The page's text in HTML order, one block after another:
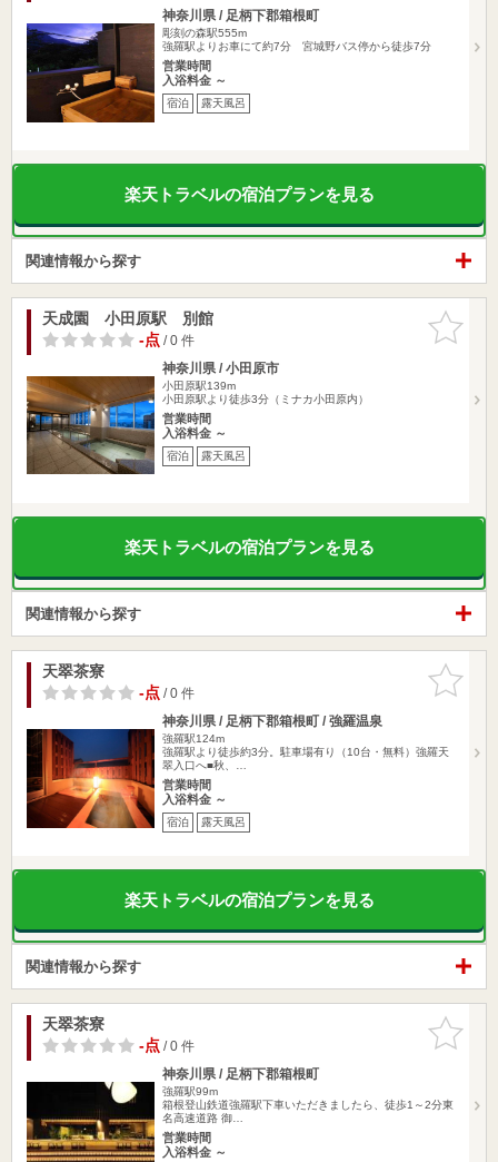
神奈川県 / 足柄下郡箱根町
彫刻の森駅555m
強羅駅よりお車にて約7分 宮城野バス停から徒歩7分
営業時間
入浴料金 ～
宿泊 露天風呂
楽天トラベルの宿泊プランを見る
関連情報から探す
お気に入
りに追加
天成園 小田原駅 別館
-点/ 0 件
神奈川県 / 小田原市
小田原駅139m
小田原駅より徒歩3分（ミナカ小田原内）
営業時間
入浴料金 ～
宿泊 露天風呂
楽天トラベルの宿泊プランを見る
関連情報から探す
お気に入
りに追加
天翠茶寮
-点/ 0 件
神奈川県 / 足柄下郡箱根町 / 強羅温泉
強羅駅124m
強羅駅より徒歩約3分。駐車場有り（10台・無料）強羅天
翠入口へ■秋、…
営業時間
入浴料金 ～
宿泊 露天風呂
楽天トラベルの宿泊プランを見る
関連情報から探す
お気に入
りに追加
天翠茶寮
-点/ 0 件
神奈川県 / 足柄下郡箱根町
強羅駅99m
箱根登山鉄道強羅駅下車いただきましたら、徒歩1～2分東
名高速道路 御…
営業時間
入浴料金 ～